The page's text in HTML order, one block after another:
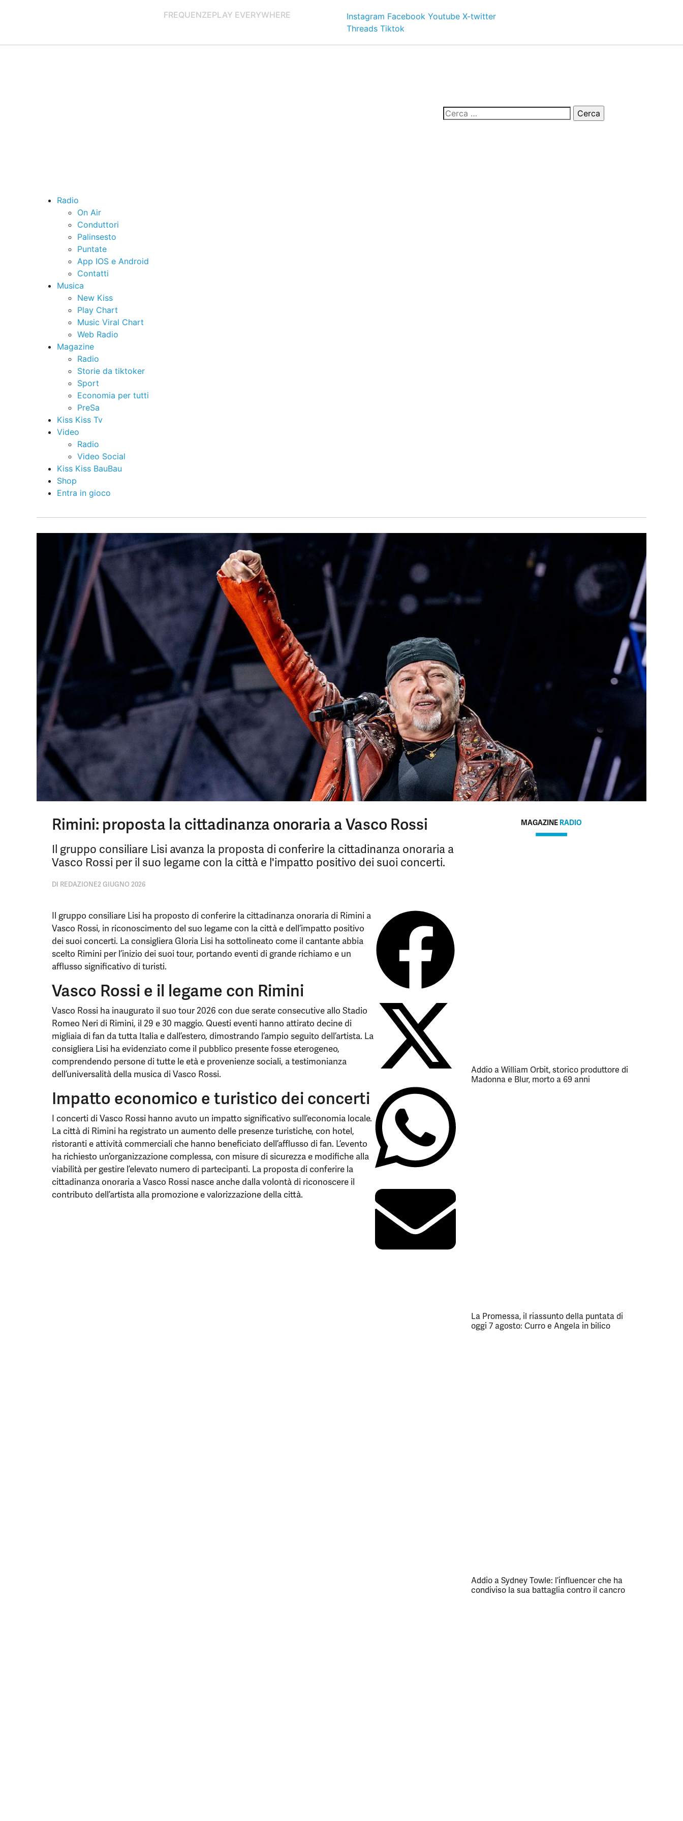
FREQUENZEPLAY EVERYWHERE Instagram Facebook Youtube X-twitter
Threads Tiktok
Radio
On Air
Conduttori
Palinsesto
Puntate
App IOS e Android
Contatti
Musica
New Kiss
Play Chart
Music Viral Chart
Web Radio
Magazine
Radio
Storie da tiktoker
Sport
Economia per tutti
PreSa
Kiss Kiss Tv
Video
Radio
Video Social
Kiss Kiss BauBau
Shop
Entra in gioco
Rimini: proposta la cittadinanza onoraria a Vasco Rossi
Il gruppo consiliare Lisi avanza la proposta di conferire la cittadinanza onoraria a
Vasco Rossi per il suo legame con la città e l'impatto positivo dei suoi concerti.
DI REDAZIONE2 GIUGNO 2026
Il gruppo consiliare Lisi ha proposto di conferire la cittadinanza onoraria di Rimini a
Vasco Rossi, in riconoscimento del suo legame con la città e dell’impatto positivo
dei suoi concerti. La consigliera Gloria Lisi ha sottolineato come il cantante abbia
scelto Rimini per l’inizio dei suoi tour, portando eventi di grande richiamo e un
afflusso significativo di turisti.
Vasco Rossi e il legame con Rimini
Vasco Rossi ha inaugurato il suo tour 2026 con due serate consecutive allo Stadio
Romeo Neri di Rimini, il 29 e 30 maggio. Questi eventi hanno attirato decine di
migliaia di fan da tutta Italia e dall’estero, dimostrando l’ampio seguito dell’artista. La
consigliera Lisi ha evidenziato come il pubblico presente fosse eterogeneo,
comprendendo persone di tutte le età e provenienze sociali, a testimonianza
dell’universalità della musica di Vasco Rossi.
Impatto economico e turistico dei concerti
I concerti di Vasco Rossi hanno avuto un impatto significativo sull’economia locale.
La città di Rimini ha registrato un aumento delle presenze turistiche, con hotel,
ristoranti e attività commerciali che hanno beneficiato dell’afflusso di fan. L’evento
ha richiesto un’organizzazione complessa, con misure di sicurezza e modifiche alla
viabilità per gestire l’elevato numero di partecipanti. La proposta di conferire la
cittadinanza onoraria a Vasco Rossi nasce anche dalla volontà di riconoscere il
contributo dell’artista alla promozione e valorizzazione della città.
MAGAZINE RADIO
Addio a William Orbit, storico produttore di
Madonna e Blur, morto a 69 anni
La Promessa, il riassunto della puntata di
oggi 7 agosto: Curro e Angela in bilico
Addio a Sydney Towle: l’influencer che ha
condiviso la sua battaglia contro il cancro